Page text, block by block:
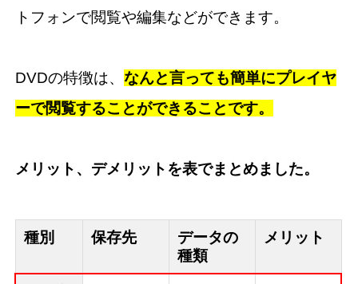
トフォンで閲覧や編集などができます。
DVDの特徴は、なんと言っても簡単にプレイヤ
ーで閲覧することができることです。
メリット、デメリットを表でまとめました。
種別 保存先
データの
種類
メリット